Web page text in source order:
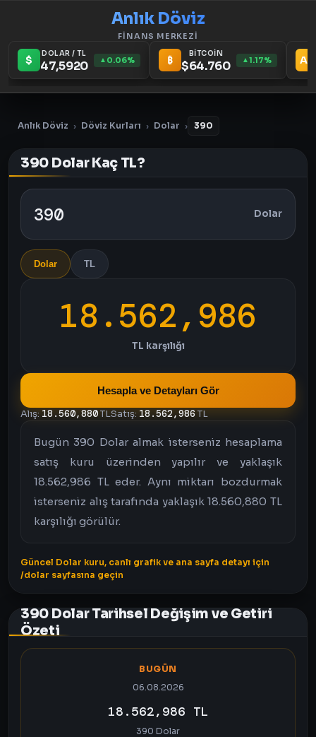
Anlık Döviz
FİNANS MERKEZİ
$
DOLAR / TL
47,5920 ▲ 0.06% ₿
BİTCOİN
$64.760 ▲1.17% Au
Anlık Döviz › Döviz Kurları › Dolar › 390
390 Dolar Kaç TL?
Dolar
Dolar TL
18.562,986
TL karşılığı
Hesapla ve Detayları Gör
Alış: 18.560,880TLSatış: 18.562,986 TL
Bugün 390 Dolar almak isterseniz hesaplama
satış kuru üzerinden yapılır ve yaklaşık
18.562,986 TL eder. Aynı miktarı bozdurmak
isterseniz alış tarafında yaklaşık 18.560,880 TL
karşılığı görülür.
Güncel Dolar kuru, canlı grafik ve ana sayfa detayı için
/dolar sayfasına geçin
390 Dolar Tarihsel Değişim ve Getiri
Özeti
BUGÜN
06.08.2026
18.562,986 TL
390 Dolar